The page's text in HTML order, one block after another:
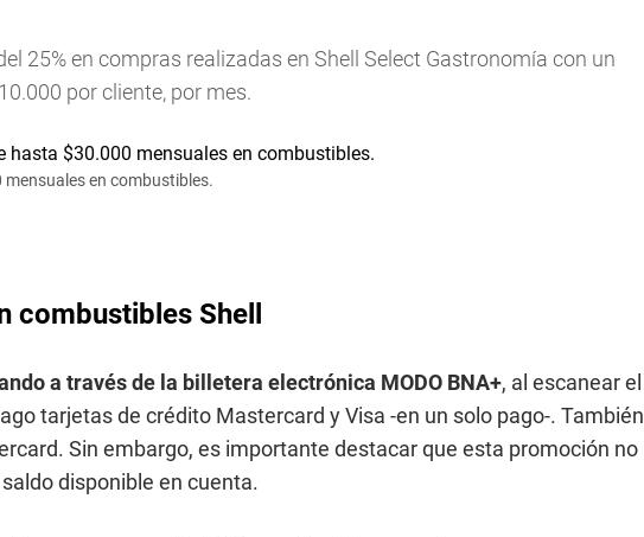
25% en compras realizadas en Shell Select Gastronomía con un
por cliente, por mes.
en combustibles.
combustibles Shell
a través de la billetera electrónica MODO BNA+, al escanear el
tarjetas de crédito Mastercard y Visa -en un solo pago-. También
Sin embargo, es importante destacar que esta promoción no
disponible en cuenta.